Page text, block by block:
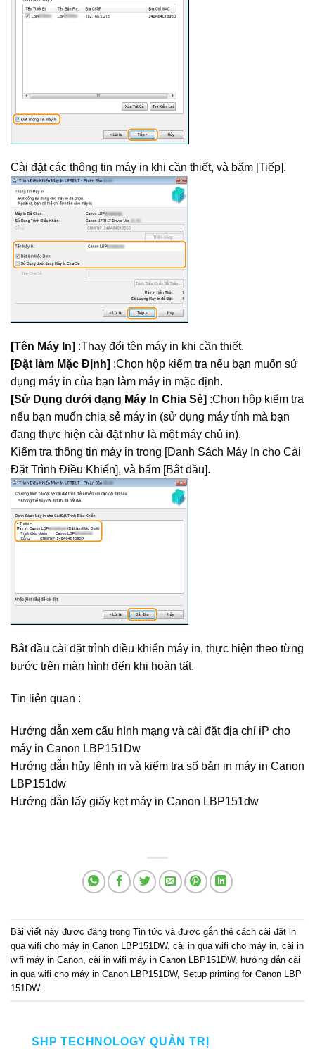
Cài đặt các thông tin máy in khi cần thiết, và bấm [Tiếp].
[Tên Máy In] :Thay đổi tên máy in khi cần thiết.
[Đặt làm Mặc Định] :Chọn hộp kiểm tra nếu bạn muốn sử
dụng máy in của bạn làm máy in mặc định.
[Sử Dụng dưới dạng Máy In Chia Sẻ] :Chọn hộp kiểm tra
nếu bạn muốn chia sẻ máy in (sử dụng máy tính mà bạn
đang thực hiện cài đặt như là một máy chủ in).
Kiểm tra thông tin máy in trong [Danh Sách Máy In cho Cài
Đặt Trình Điều Khiển], và bấm [Bắt đầu].
Bắt đầu cài đặt trình điều khiển máy in, thực hiện theo từng
bước trên màn hình đến khi hoàn tất.
Tin liên quan :
Hướng dẫn xem cấu hình mạng và cài đặt địa chỉ iP cho
máy in Canon LBP151Dw
Hướng dẫn hủy lệnh in và kiểm tra số bản in máy in Canon
LBP151dw
Hướng dẫn lấy giấy kẹt máy in Canon LBP151dw
Bài viết này được đăng trong Tin tức và được gắn thẻ cách cài đặt in
qua wifi cho máy in Canon LBP151DW, cài in qua wifi cho máy in cài in
wifi máy in Canon cài in wifi máy in Canon LBP151DW, hướng dẫn cài
in qua wifi cho máy in Canon LBP151DW, Setup printing for Canon LBP
151DW.
SHP TECHNOLOGY QUẢN TRỊ